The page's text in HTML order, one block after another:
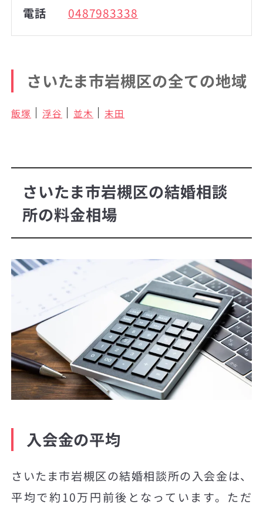
電話
0487983338
さいたま市岩槻区の全ての地域
飯塚 浮谷 並木 末田
さいたま市岩槻区の結婚相談
所の料金相場
入会金の平均
さいたま市岩槻区の結婚相談所の入会金は、
平均で約10万円前後となっています。ただ